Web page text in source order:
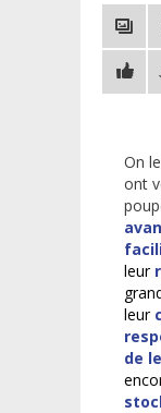
On
ont
leur
leur
de